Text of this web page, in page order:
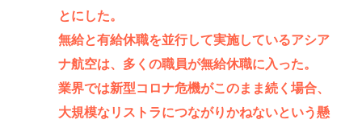
とにした。
無給と有給休職を並行して実施しているアシア
ナ航空は、多くの職員が無給休職に入った。
業界では新型コロナ危機がこのまま続く場合、
大規模なリストラにつながりかねないという懸